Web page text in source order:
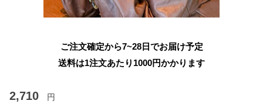
ご注文確定から7~28日でお届け予定
送料は1注文あたり 1000円かかります
2,710 円